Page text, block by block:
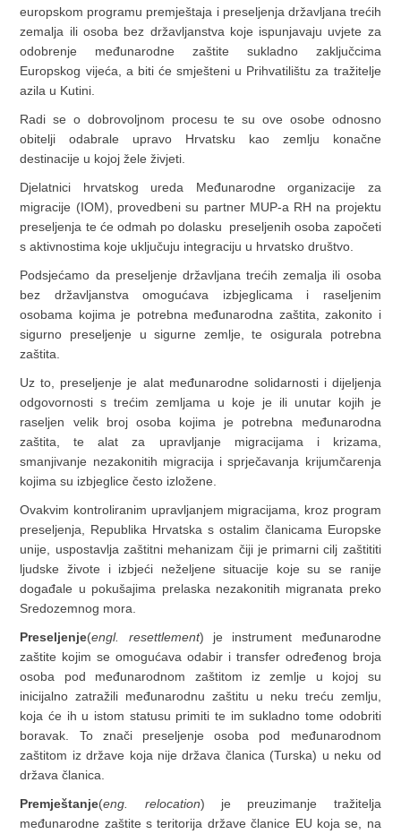
europskom programu premještaja i preseljenja državljana trećih
zemalja ili osoba bez državljanstva koje ispunjavaju uvjete za
odobrenje međunarodne zaštite sukladno zaključcima
Europskog vijeća, a biti će smješteni u Prihvatilištu za tražitelje
azila u Kutini.
Radi se o dobrovoljnom procesu te su ove osobe odnosno
obitelji odabrale upravo Hrvatsku kao zemlju konačne
destinacije u kojoj žele živjeti.
Djelatnici hrvatskog ureda Međunarodne organizacije za
migracije (IOM), provedbeni su partner MUP-a RH na projektu
preseljenja te će odmah po dolasku preseljenih osoba započeti
s aktivnostima koje uključuju integraciju u hrvatsko društvo.
Podsjećamo da preseljenje državljana trećih zemalja ili osoba
bez državljanstva omogućava izbjeglicama i raseljenim
osobama kojima je potrebna međunarodna zaštita, zakonito i
sigurno preseljenje u sigurne zemlje, te osigurala potrebna
zaštita.
Uz to, preseljenje je alat međunarodne solidarnosti i dijeljenja
odgovornosti s trećim zemljama u koje je ili unutar kojih je
raseljen velik broj osoba kojima je potrebna međunarodna
zaštita, te alat za upravljanje migracijama i krizama,
smanjivanje nezakonitih migracija i sprječavanja krijumčarenja
kojima su izbjeglice često izložene.
Ovakvim kontroliranim upravljanjem migracijama, kroz program
preseljenja, Republika Hrvatska s ostalim članicama Europske
unije, uspostavlja zaštitni mehanizam čiji je primarni cilj zaštititi
ljudske živote i izbjeći neželjene situacije koje su se ranije
događale u pokušajima prelaska nezakonitih migranata preko
Sredozemnog mora.
Preseljenje(engl. resettlement) je instrument međunarodne
zaštite kojim se omogućava odabir i transfer određenog broja
osoba pod međunarodnom zaštitom iz zemlje u kojoj su
inicijalno zatražili međunarodnu zaštitu u neku treću zemlju,
koja će ih u istom statusu primiti te im sukladno tome odobriti
boravak. To znači preseljenje osoba pod međunarodnom
zaštitom iz države koja nije država članica (Turska) u neku od
država članica.
Premještanje(eng. relocation) je preuzimanje tražitelja
međunarodne zaštite s teritorija države članice EU koja se, na